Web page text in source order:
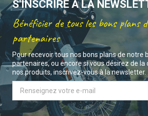
S'INSCRIRE À LA
Bénéficier de tous les bons plans
partenaires
Pour recevoir tous nos bons plans de notre
partenaires, ou encore si vous désirez de
nos produits, inscrivez-vous à la newsletter.